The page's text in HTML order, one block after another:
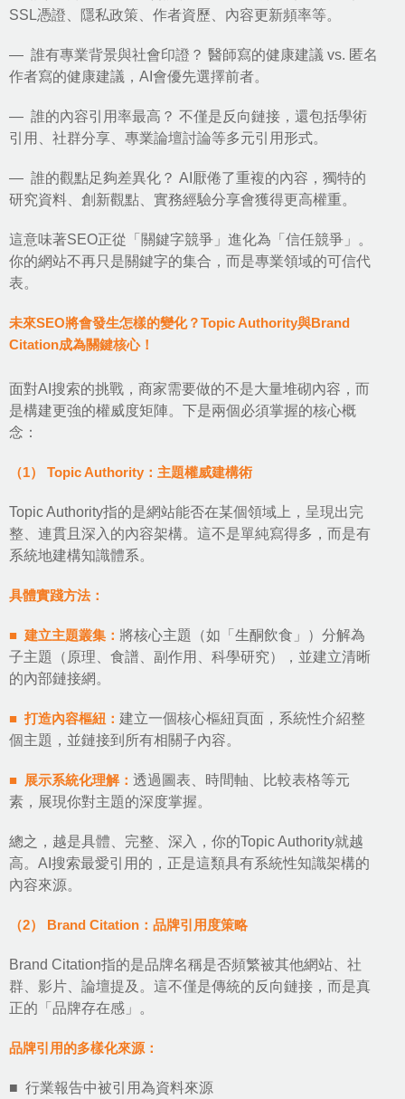
SSL憑證、隱私政策、作者資歷、內容更新頻率等。
— 誰有專業背景與社會印證？ 醫師寫的健康建議 vs. 匿名
作者寫的健康建議，AI會優先選擇前者。
— 誰的內容引用率最高？ 不僅是反向鏈接，還包括學術
引用、社群分享、專業論壇討論等多元引用形式。
— 誰的觀點足夠差異化？ AI厭倦了重複的內容，獨特的
研究資料、創新觀點、實務經驗分享會獲得更高權重。
這意味著SEO正從「關鍵字競爭」進化為「信任競爭」。
你的網站不再只是關鍵字的集合，而是專業領域的可信代
表。
未來SEO將會發生怎樣的變化？Topic Authority與Brand
Citation成為關鍵核心！
面對AI搜索的挑戰，商家需要做的不是大量堆砌內容，而
是構建更強的權威度矩陣。下是兩個必須掌握的核心概
念：
（1） Topic Authority：主題權威建構術
Topic Authority指的是網站能否在某個領域上，呈現出完
整、連貫且深入的內容架構。這不是單純寫得多，而是有
系統地建構知識體系。
具體實踐方法：
■ 建立主題叢集： 將核心主題（如「生酮飲食」）分解為
子主題（原理、食譜、副作用、科學研究），並建立清晰
的內部鏈接網。
■ 打造內容樞紐： 建立一個核心樞紐頁面，系統性介紹整
個主題，並鏈接到所有相關子內容。
■ 展示系統化理解： 透過圖表、時間軸、比較表格等元
素，展現你對主題的深度掌握。
總之，越是具體、完整、深入，你的Topic Authority就越
高。AI搜索最愛引用的，正是這類具有系統性知識架構的
內容來源。
（2） Brand Citation：品牌引用度策略
Brand Citation指的是品牌名稱是否頻繁被其他網站、社
群、影片、論壇提及。這不僅是傳統的反向鏈接，而是真
正的「品牌存在感」。
品牌引用的多樣化來源：
■ 行業報告中被引用為資料來源